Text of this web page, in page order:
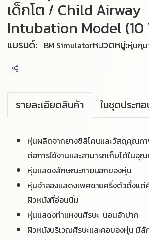
เด็กโต / Child Airway
Intubation Model (10
แบรนด์: BM Simulatorหมวดหมู่:หุ่นกุม
แชร์
รายละเอียดสินค้า ในชุดประก
หุ่นผลิตจากยางซิลิโคนและวัสดุคุณภ
ต่อการใช้งานและสามารถเก็บได้ในอุ
หุ่นแสดงลักษณะภายนอกของหุ่น
หุ่นจำลองแสดงเพศชายครึ่งตัวตั้งแต่
ผิวหนังที่อ่อนนิ่ม
หุ่นแสดงท่าแหงนศีรษะ นอนอ้าปาก
ผิวหนังบริเวณศีรษะและคอของหุ่น มี